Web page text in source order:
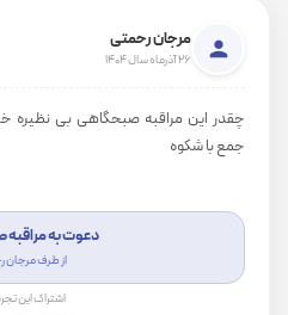
مرجان رحمتی
26 آذرماه سال 1404
چقدر این مراقبه صبحگاهی بی نظیره
جمع با شکوه
دعوت به
از طرف مرجان
اشتراک این